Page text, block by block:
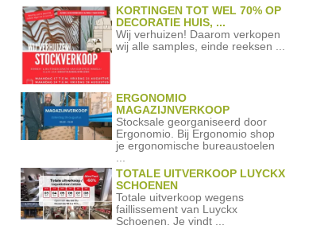
KORTINGEN TOT WEL 70% OP
DECORATIE HUIS, ...
Wij verhuizen! Daarom verkopen
wij alle samples, einde reeksen ...
ERGONOMIO
MAGAZIJNVERKOOP
Stocksale georganiseerd door
Ergonomio. Bij Ergonomio shop
je ergonomische bureaustoelen
TOTALE UITVERKOOP LUYCKX
SCHOENEN
Totale uitverkoop wegens
faillissement van Luyckx
Schoenen. Je vindt ...